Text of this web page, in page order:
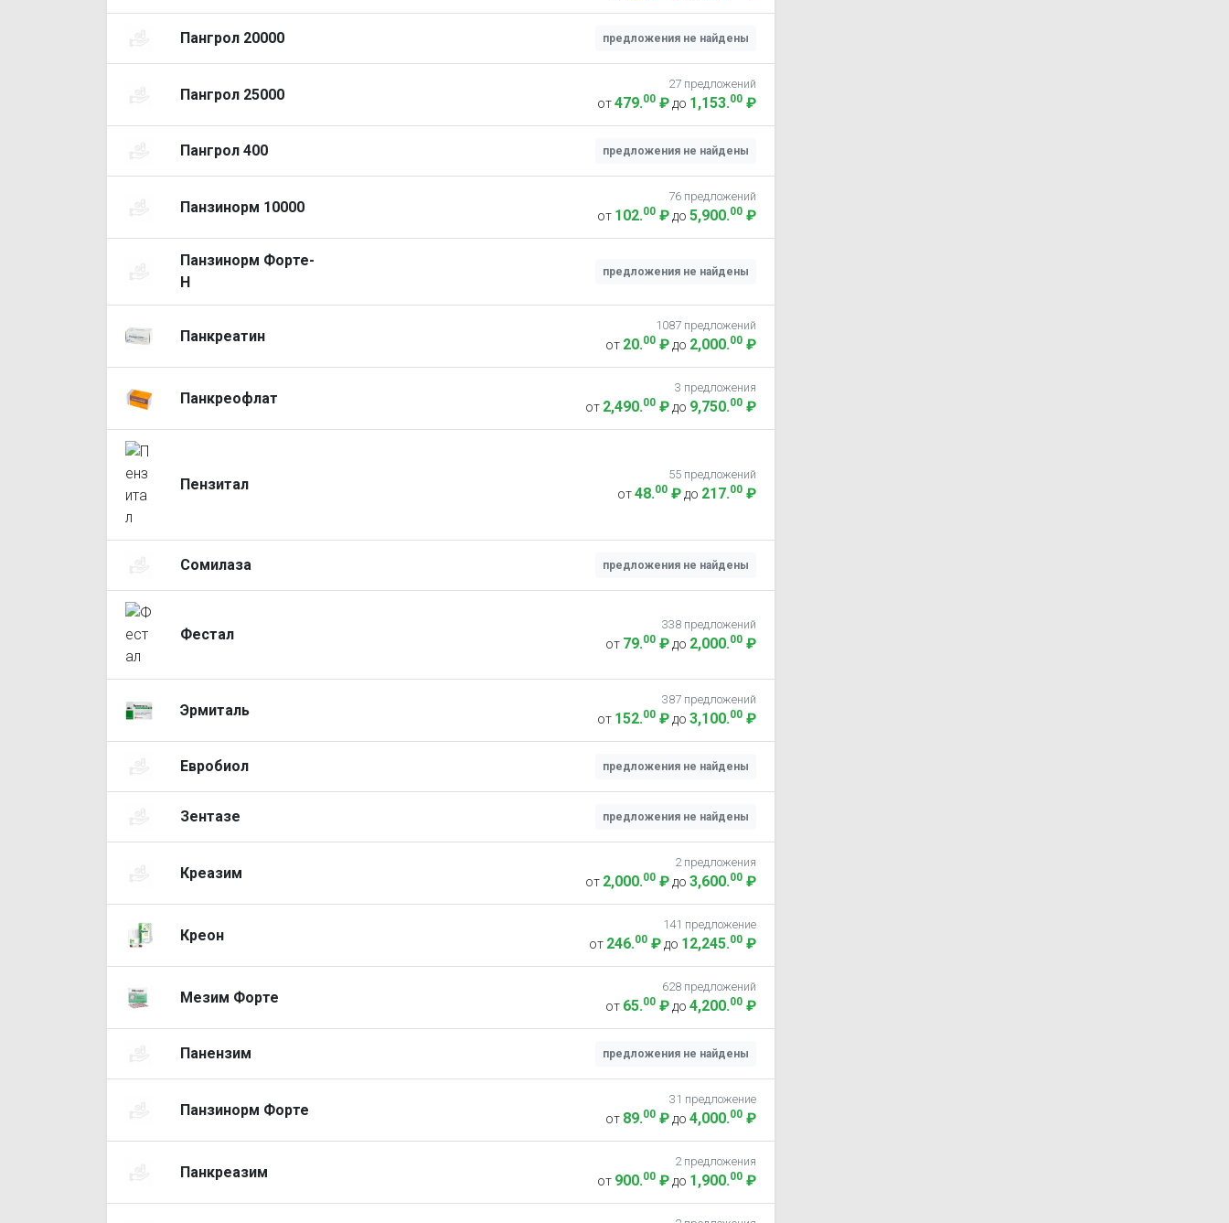
Пангрол 20000 предложения не найдены
Пангрол 25000
27 предложений
от479.00 ₽ до 1,153.00 ₽
Пангрол 400 предложения не найдены
Панзинорм 10000
76 предложений
от 102.00 ₽ до 5,900.00 ₽
Панзинорм Форте-
Н
предложения не найдены
Панкреатин
1087 предложений
от 20.00 ₽ до 2,000.00 ₽
Панкреофлат
3 предложения
от 2,490.00 ₽ до 9,750.00 ₽
Пензитал
55 предложений
от48.00 ₽ до 217.00 ₽
Сомилаза предложения не найдены
Фестал
338 предложений
от 79.00 ₽ до 2,000.00 ₽
Эрмиталь
387 предложений
от 152.00 ₽ до 3,100.00 ₽
Евробиол предложения не найдены
Зентазе предложения не найдены
Креазим
2 предложения
от 2,000.00 ₽ до 3,600.00 ₽
Креон
141 предложение
от 246.00 ₽ до 12,245.00 ₽
Мезим Форте
628 предложений
от 65.00 ₽ до 4,200.00 ₽
Панензим предложения не найдены
Панзинорм Форте
31 предложение
от 89.00 ₽ до 4,000.00 ₽
Панкреазим
2 предложения
от 900.00 ₽ до 1,900.00 ₽